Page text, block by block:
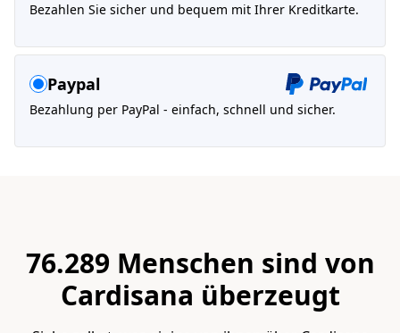
Bezahlen Sie sicher und bequem mit Ihrer Kreditkarte.
Paypal
Bezahlung per PayPal - einfach, schnell und sicher.
76.289 Menschen sind von
Cardisana überzeugt